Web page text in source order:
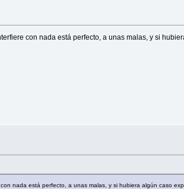
con nada está perfecto, a unas malas, y si
nada está perfecto, a unas malas, y si hubiera algún caso